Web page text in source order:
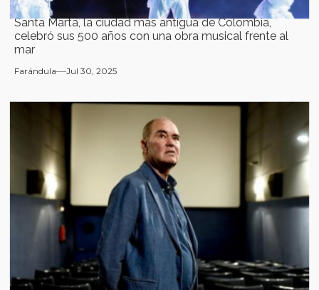
Santa Marta, la ciudad más antigua de Colombia,
celebró sus 500 años con una obra musical frente al
mar
Farándula Jul 30, 2025